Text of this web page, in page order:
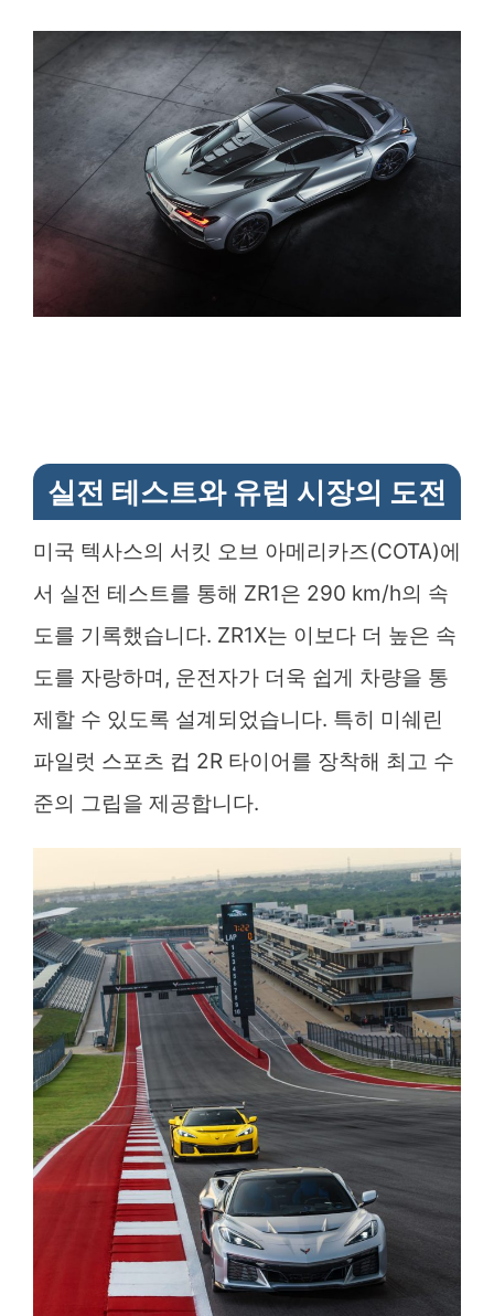
실전 테스트와 유럽 시장의 도전
미국 텍사스의 서킷 오브 아메리카즈(COTA)에
서 실전 테스트를 통해 ZR1은 290 km/h의 속
도를 기록했습니다. ZR1X는 이보다 더 높은 속
도를 자랑하며, 운전자가 더욱 쉽게 차량을 통
제할 수 있도록 설계되었습니다. 특히 미쉐린
파일럿 스포츠 컵 2R 타이어를 장착해 최고 수
준의 그립을 제공합니다.